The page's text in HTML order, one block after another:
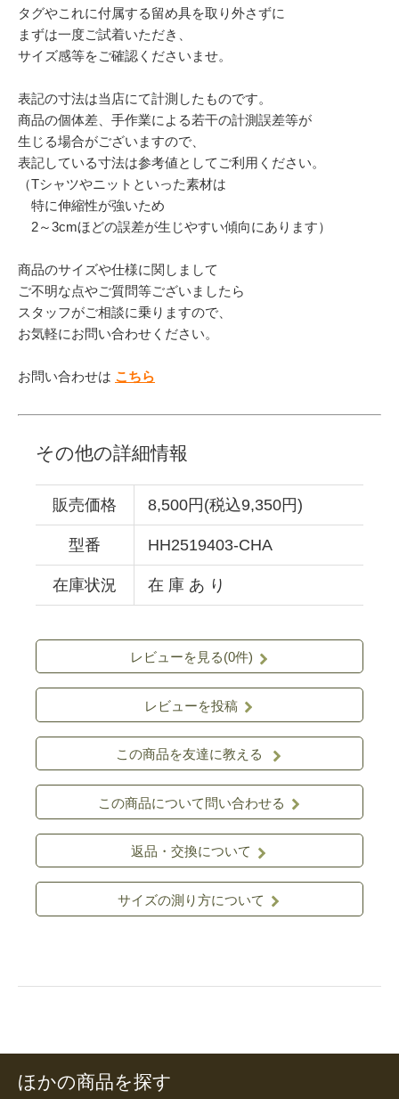
タグやこれに付属する留め具を取り外さずに
まずは一度ご試着いただき、
サイズ感等をご確認くださいませ。
表記の寸法は当店にて計測したものです。
商品の個体差、手作業による若干の計測誤差等が
生じる場合がございますので、
表記している寸法は参考値としてご利用ください。
（Tシャツやニットといった素材は
特に伸縮性が強いため
2～3cmほどの誤差が生じやすい傾向にあります）
商品のサイズや仕様に関しまして
ご不明な点やご質問等ございましたら
スタッフがご相談に乗りますので、
お気軽にお問い合わせください。
お問い合わせは こちら
その他の詳細情報
販売価格 8,500円(税込9,350円)
型番 HH2519403-CHA
在庫状況 在 庫 あ り
レビューを見る(0件)
レビューを投稿
この商品を友達に教える
この商品について問い合わせる
返品・交換について
サイズの測り方について
ほかの商品を探す